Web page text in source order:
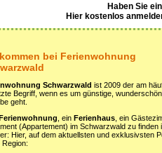
Haben Sie
Hier kostenlos
bei Ferienwohnung
Schwarzwald ist 2009 der am
Begriff, wenn es um günstige,
geht.
Ferienwohnung , ein Ferienhaus , ein
(Appartement) im Schwarzwald zu finden
Hier, auf dem aktuellsten und exklusivsten
Region: